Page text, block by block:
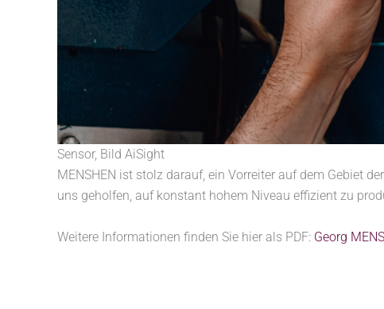
Sensor, Bild AiSight
MENSHEN ist stolz darauf, ein Vorreiter auf dem Gebiet
uns geholfen, auf konstant hohem Niveau effizient zu
Weitere Informationen finden Sie hier als PDF: Georg